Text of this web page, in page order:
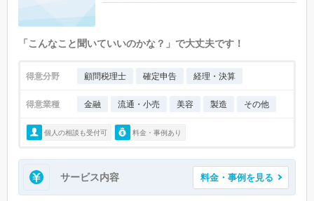
「こんなこと聞いていいのかな？」で大丈夫です！
得意分野 顧問税理士 確定申告 経理・決算
得意業種 金融 流通・小売 美容 製造 その他
個人の相談も受付可 料金・事例あり
サービス内容 料金・事例を見る